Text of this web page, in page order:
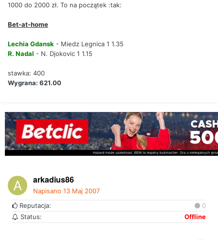
1000 do 2000 zł. To na początek :tak:
Bet-at-home
Lechia Gdansk - Miedz Legnica 1 1.35
R. Nadal - N. Djokovic 1 1.15
stawka: 400
Wygrana: 621.00
arkadius86
Napisano 13 Maj 2007
Reputacja:
0
Status:
Offline